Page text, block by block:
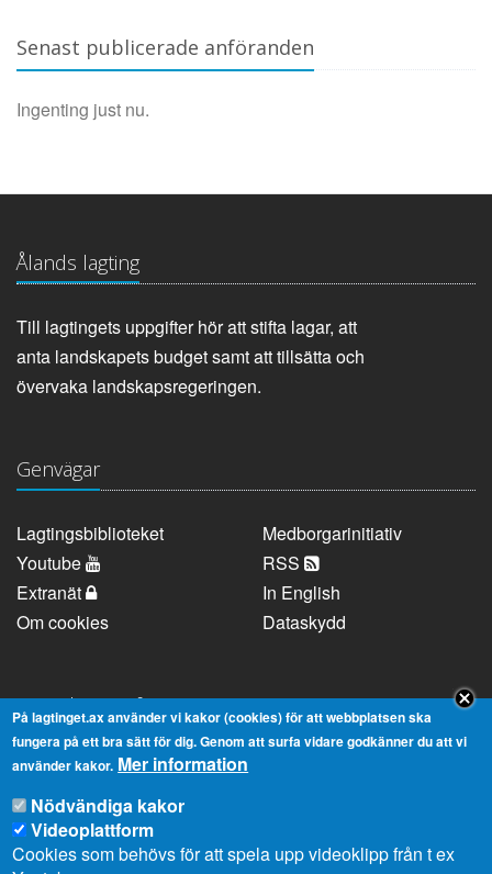
Senast publicerade anföranden
Ingenting just nu.
Ålands lagting
Till lagtingets uppgifter hör att stifta lagar, att
anta landskapets budget samt att tillsätta och
övervaka landskapsregeringen.
Genvägar
Lagtingsbiblioteket
Medborgarinitiativ
Youtube
RSS
Extranät
In English
Om cookies
Dataskydd
Kontaktuppgifter
Strandgatan 37, AX-22100 Mariehamn
Telefonnummer:
+358 18 25000
E-
post:
info@lagtinget.ax
Fler:
Kontakta lagtingets kansli
På lagtinget.ax använder vi kakor (cookies) för att webbplatsen ska
fungera på ett bra sätt för dig. Genom att surfa vidare godkänner du att vi
använder kakor. Mer information
Nödvändiga kakor
Videoplattform
Cookies som behövs för att spela upp videoklipp från t ex